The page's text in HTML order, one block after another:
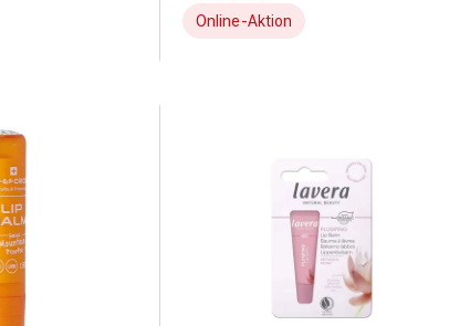
Online-Aktion